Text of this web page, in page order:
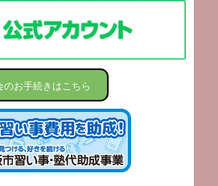
のお手続きはこちら